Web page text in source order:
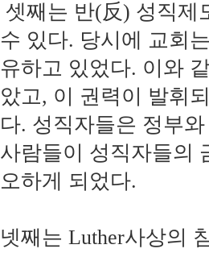
셋째는 반(反) 성직제
수 있다. 당시에 교회
유하고 있었다. 이와
았고, 이 권력이 발휘
다. 성직자들은 정부
사람들이 성직자들의
오하게 되었다.
넷째는 Luther사상의